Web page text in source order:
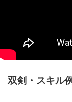
双剣・スキル